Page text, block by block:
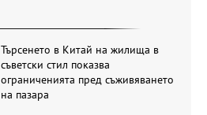
Търсенето в Китай на жилища в
съветски стил показва
ограниченията пред съживяването
на пазара